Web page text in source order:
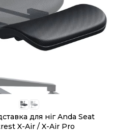
ОБЕРІТЬ ОПЦІЇ
для ніг Anda Seat
X-Air / X-Air Pro